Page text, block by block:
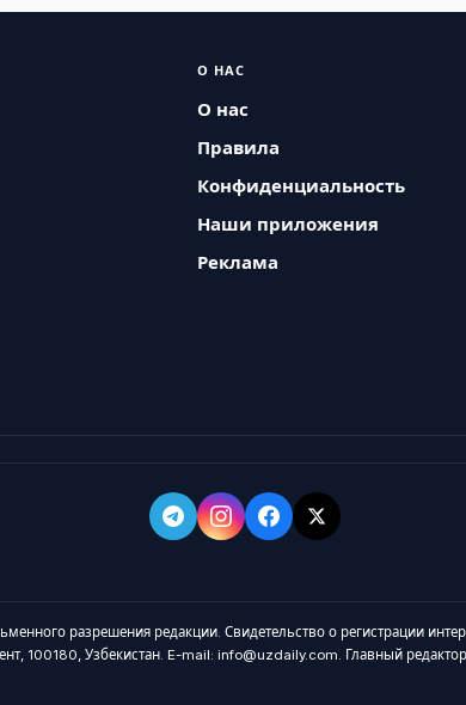
О НАС
О нас
Правила
Конфиденциальность
Наши приложения
Реклама
разрешения редакции. Свидетельство о регистрации
100180, Узбекистан. E-mail: info@uzdaily.com. Главный